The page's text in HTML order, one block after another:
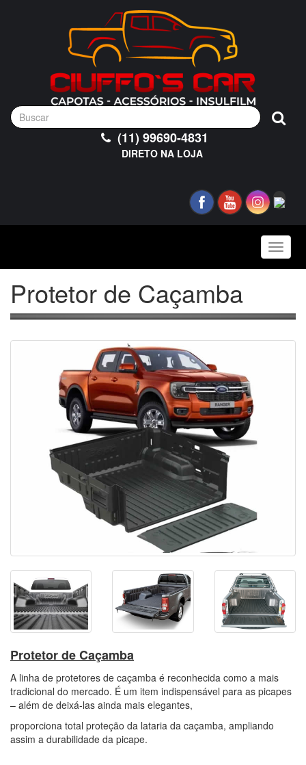
(11) 99690-4831
DIRETO NA LOJA
Toggle
Protetor de Caçamba
Protetor de Caçamba
A linha de protetores de caçamba é reconhecida como a mais
tradicional do mercado. É um item indispensável para as picapes
– além de deixá-las ainda mais elegantes,
proporciona total proteção da lataria da caçamba, ampliando
assim a durabilidade da picape.